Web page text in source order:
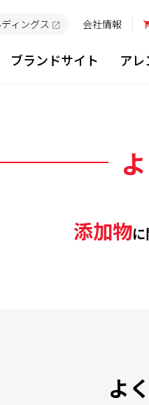
ィングス 会社情報
ブランドサイト ア
添加物に
よ